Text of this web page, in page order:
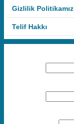
Gizlilik Politikamız
Telif Hakkı